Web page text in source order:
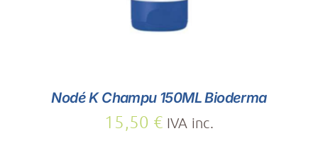
Nodé K Champu 150ML Bioderma
15,50 € IVA inc.